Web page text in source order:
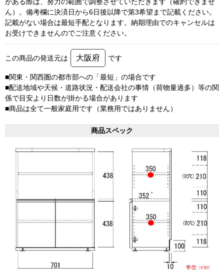
ん）。備考欄に決済日から6日後以降で第3希望まで記載ください。
記載がない場合は最短手配となります。納期理由でのキャンセルは
お受けできませんのでご注意ください。
この商品の発送元は 大阪府 です
■関東・関西圏の都市部への「最短」の場合です
■配送地域や天候・道路状況・配送会社の事情（荷物量過多）等の関
係で目安より日数が掛かる場合があります
■商品は全て一般家庭用です（業務用ではありません）
商品スペック